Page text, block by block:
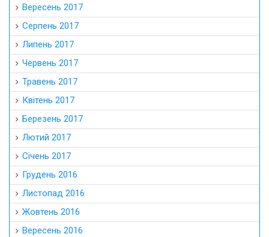
Вересень 2017
Серпень 2017
Липень 2017
Червень 2017
Травень 2017
Квітень 2017
Березень 2017
Лютий 2017
Січень 2017
Грудень 2016
Листопад 2016
Жовтень 2016
Вересень 2016